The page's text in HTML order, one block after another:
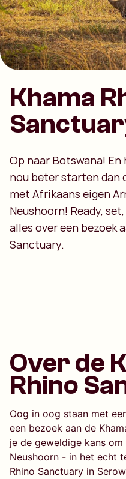
Khama
Op naar Botswana!
nou beter starten dan
met Afrikaans eigen
Neushoorn! Ready,
alles over een bezoek
Sanctuary.
Over de
Rhino
Oog in oog staan met
een bezoek aan de
je de geweldige kans
Neushoorn - in het echt
Rhino Sanctuary in